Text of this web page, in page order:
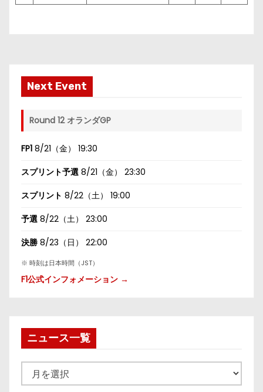
Next Event
Round 12 オランダGP
FP1 8/21（金） 19:30
スプリント予選 8/21（金） 23:30
スプリント 8/22（土） 19:00
予選 8/22（土） 23:00
決勝 8/23（日） 22:00
※ 時刻は日本時間（JST）
F1公式インフォメーション →
ニュース一覧
ュ